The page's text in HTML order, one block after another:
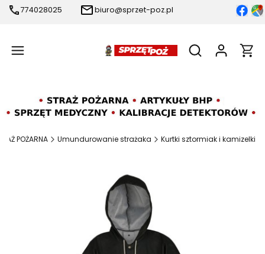
774028025 biuro@sprzet-poz.pl
Otwórz
POŻARNA Umundurowanie strażaka Kurtki sztormiak i kamizelki